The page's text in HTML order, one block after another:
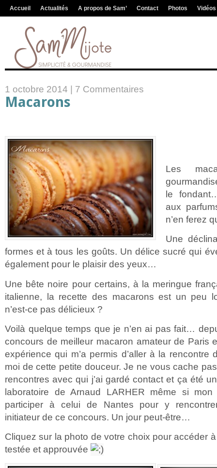
Accueil Actualités A propos de Sam’ Contact Photos Vidéos
1 octobre 2014 | 7 Commentaires
Macarons
Les
le
aux
n’en ferez
Une
formes et à tous les goûts. Un délice sucré qui
également pour le plaisir des yeux…
Une bête noire pour certains, à la meringue
italienne, la recette des macarons est un peu
n’est-ce pas délicieux ?
Voilà quelque temps que je n’en ai pas fait…
concours de meilleur macaron amateur de Paris
expérience qui m’a permis d’aller à la rencontre
moi de cette petite douceur. Je ne vous cache
rencontres avec qui j’ai gardé contact et ça été
laboratoire de Arnaud LARHER même si
participer à celui de Nantes pour y
initiateur de ce concours. Un jour peut-être…
Cliquez sur la photo de votre choix pour accéder
testée et approuvée